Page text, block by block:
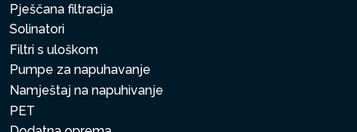
Pješčana filtracija
Solinatori
Filtri s uloškom
Pumpe za napuhavanje
Namještaj na napuhivanje
PET